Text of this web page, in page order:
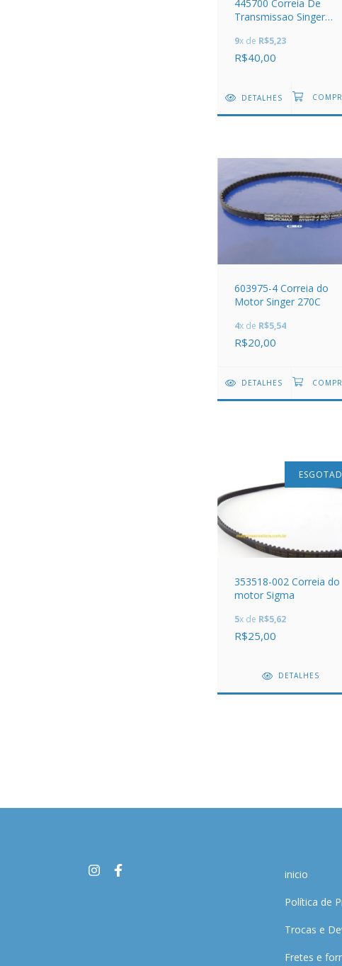
445700 Correia De
Transmissao Singer
290
9x de R$5,23
R$40,00
DETALHES
603975-4 Correia do
Motor Singer 270C
4x de R$5,54
R$20,00
DETALHES
353518-002 Correia do
motor Sigma
5x de R$5,62
R$25,00
DETALHES
inicio
Política de
Trocas e
Fretes e